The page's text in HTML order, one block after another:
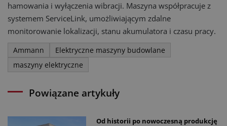
hamowania i wyłączenia wibracji. Maszyna współpracuje z
systemem ServiceLink, umożliwiającym zdalne
monitorowanie lokalizacji, stanu akumulatora i czasu pracy.
Ammann
Elektryczne maszyny budowlane
maszyny elektryczne
Powiązane artykuły
Od historii po nowoczesną produkcję